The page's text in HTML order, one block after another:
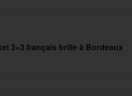
3×3 français brille à Bordeaux